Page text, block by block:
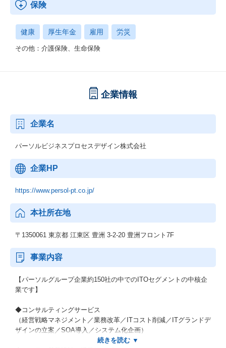
保険
健康 厚生年金 雇用 労災
その他：介護保険、生命保険
企業情報
企業名
パーソルビジネスプロセスデザイン株式会社
企業HP
https://www.persol-pt.co.jp/
本社所在地
〒1350061 東京都 江東区 豊洲 3-2-20 豊洲フロント7F
事業内容
【パーソルグループ企業約150社の中でのITOセグメントの中核企
業です】
◆コンサルティングサービス
（経営戦略マネジメント／業務改革／ITコスト削減／ITグランドデ
ザインの立案／SOA導入／システム化企画）